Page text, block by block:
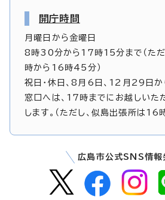
開庁時間
月曜日から金曜日
8時30分から17時15分まで（ただ
時から16時45分）
祝日・休日、8月6日、12月29日
窓口へは、17時までにお越しいた
します。（ただし、似島出張所は16
広島市公式SNS情報